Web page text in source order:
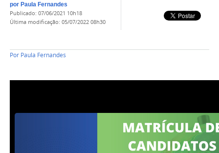
por Paula Fernandes
publicado: 07/06/2021 10h18
última modificação: 05/07/2022 08h30
Por Paula Fernandes